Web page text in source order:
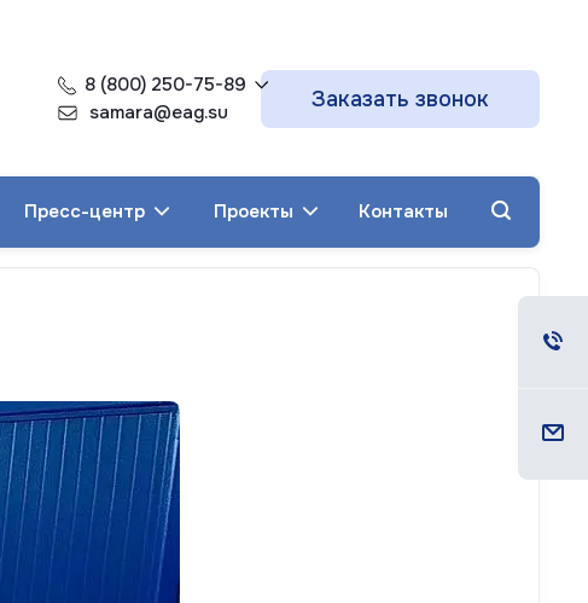
8 (800) 250-75-89
samara@eag.su
Заказать звонок
Пресс-центр Проекты Контакты